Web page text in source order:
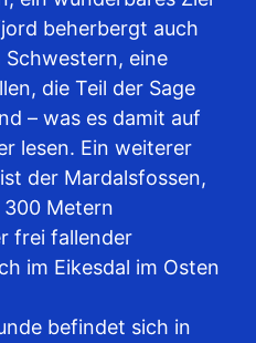
beherbergt auch
Schwestern, eine
die Teil der Sage
– was es damit auf
lesen. Ein weiterer
der Mardalsfossen,
Metern
frei fallender
im Eikesdal im Osten
befindet sich in